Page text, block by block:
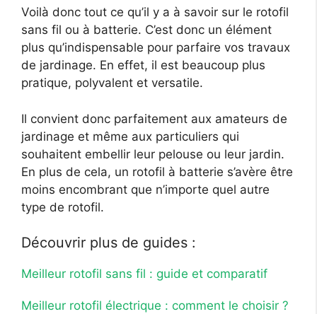
Voilà donc tout ce qu’il y a à savoir sur le rotofil
sans fil ou à batterie. C’est donc un élément
plus qu’indispensable pour parfaire vos travaux
de jardinage. En effet, il est beaucoup plus
pratique, polyvalent et versatile.
Il convient donc parfaitement aux amateurs de
jardinage et même aux particuliers qui
souhaitent embellir leur pelouse ou leur jardin.
En plus de cela, un rotofil à batterie s’avère être
moins encombrant que n’importe quel autre
type de rotofil.
Découvrir plus de guides :
Meilleur rotofil sans fil : guide et comparatif
Meilleur rotofil électrique : comment le choisir ?